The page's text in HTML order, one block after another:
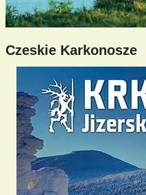
Czeskie Karkonosze